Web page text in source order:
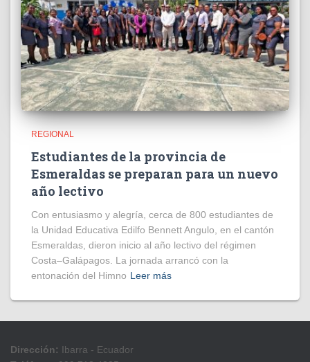
REGIONAL
Estudiantes de la provincia de
Esmeraldas se preparan para un nuevo
año lectivo
Con entusiasmo y alegría, cerca de 800 estudiantes de
la Unidad Educativa Edilfo Bennett Angulo, en el cantón
Esmeraldas, dieron inicio al año lectivo del régimen
Costa–Galápagos. La jornada arrancó con la
entonación del Himno Leer más
Dirección: Ibarra - Ecuador